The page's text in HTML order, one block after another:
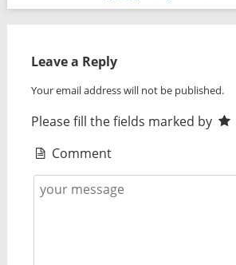
Leave a Reply
Your email address will not be published.
Please fill the fields marked by
Comment